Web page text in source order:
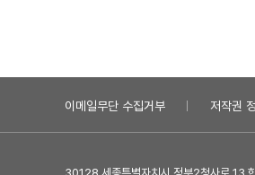
이메일무단 수집거부 저작권